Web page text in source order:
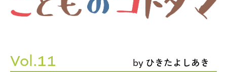
Vol.11 by ひきたよしあき